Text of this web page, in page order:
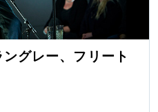
グレー、フリート